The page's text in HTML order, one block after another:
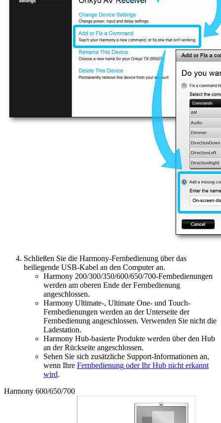
Schließen Sie die Harmony-Fernbedienung über das
beiliegende USB-Kabel an den Computer an.
Harmony 200/300/350/600/650/700-Fernbedienungen
werden am oberen Ende der Fernbedienung
angeschlossen.
Harmony Ultimate-, Ultimate One- und Touch-
Fernbedienungen werden an der Unterseite der
Fernbedienung angeschlossen. Verwenden Sie nicht die
Ladestation.
Harmony Hub-basierte Produkte werden über den Hub
an der Rückseite angeschlossen.
Sehen Sie sich zusätzliche Support-Informationen an,
wenn Ihre Fernbedienung oder Ihr Hub nicht erkannt
wird.
Harmony 600/650/700